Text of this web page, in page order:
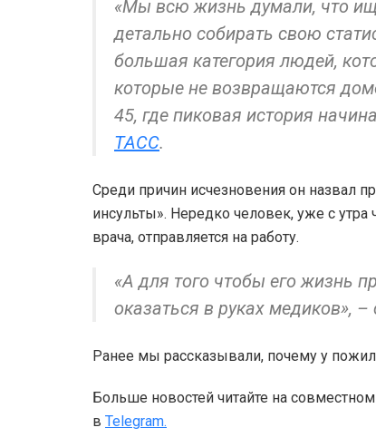
«Мы всю жизнь думали, что
детально собирать свою
большая категория людей,
которые не возвращаются
45, где пиковая история
ТАСС.
Среди причин исчезновения он назвал
инсульты». Нередко человек, уже с
врача, отправляется на работу.
«А для того чтобы его жизнь
оказаться в руках медиков», –
Ранее мы рассказывали, почему у
Больше новостей читайте на
в Telegram.